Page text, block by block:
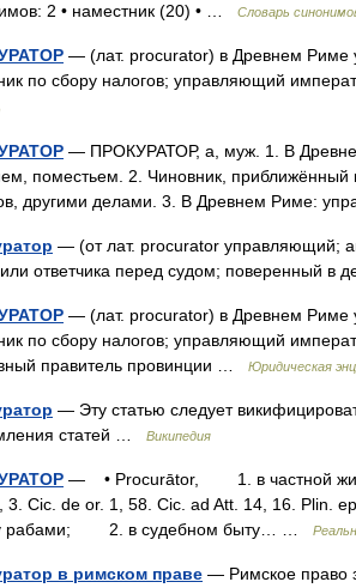
2 • наместник (20) • …
Словарь
— (лат. procurator) в Древнем Риме
по сбору налогов; управляющий
— ПРОКУРАТОР, а, муж. 1. В
поместьем. 2. Чиновник, приближённый
другими делами. 3. В Древнем Риме:
— (от лат. procurator управляющий;
или ответчика перед судом; поверенный
— (лат. procurator) в Древнем Риме
по сбору налогов; управляющий
правитель провинции …
Юридическая
— Эту статью следует
статей …
Википедия
— • Procurātor, 1. в частной
3. Cic. de or. 1, 58. Cic. ad Att. 14, 16. Plin.
рабами; 2. в судебном быту… …
в римском праве — Римское право